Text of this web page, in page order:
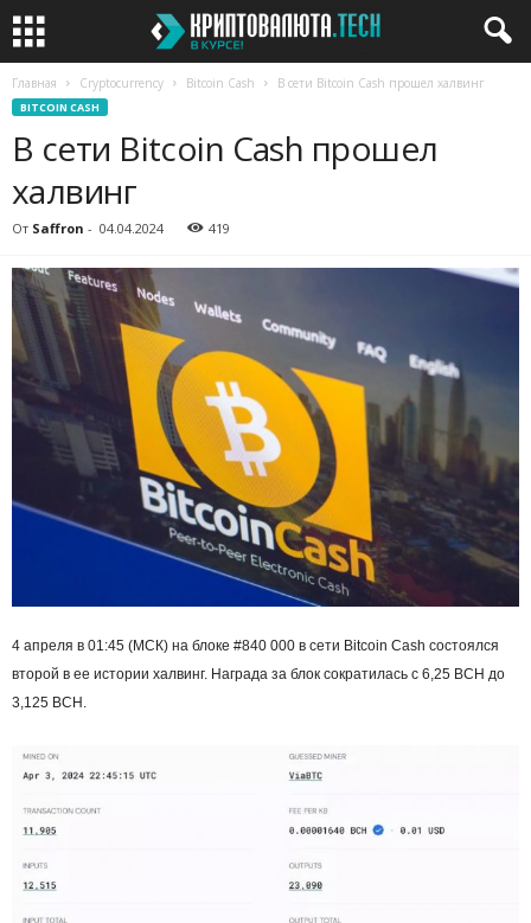
Главная Cryptocurrency Bitcoin Cash В сети Bitcoin Cash прошел халвинг
BITCOIN CASH
В сети Bitcoin Cash прошел
халвинг
От Saffron - 04.04.2024 419
4 апреля в 01:45 (МСК) на блоке #840 000 в сети Bitcoin Cash состоялся
второй в ее истории халвинг. Награда за блок сократилась с 6,25 BCH до
3,125 BCH.